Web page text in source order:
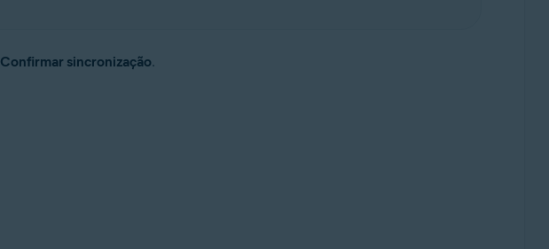
Confirmar sincronização.